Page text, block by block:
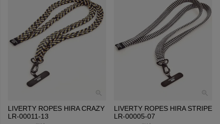
LIVERTY ROPES HIRA CRAZY
LR-00011-13
LIVERTY ROPES HIRA STRIPE
LR-00005-07